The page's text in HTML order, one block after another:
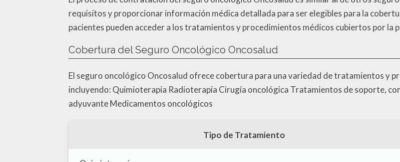
requisitos y proporcionar información médica detallada para ser elegibles para la
pacientes pueden acceder a los tratamientos y procedimientos médicos cubiertos por la
Cobertura del Seguro Oncológico Oncosalud
El seguro oncológico Oncosalud ofrece cobertura para una variedad de tratamientos y
incluyendo: Quimioterapia Radioterapia Cirugía oncológica Tratamientos de soporte,
adyuvante Medicamentos oncológicos
Tipo de Tratamiento